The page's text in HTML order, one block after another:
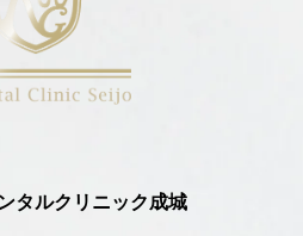
タルクリニック成城